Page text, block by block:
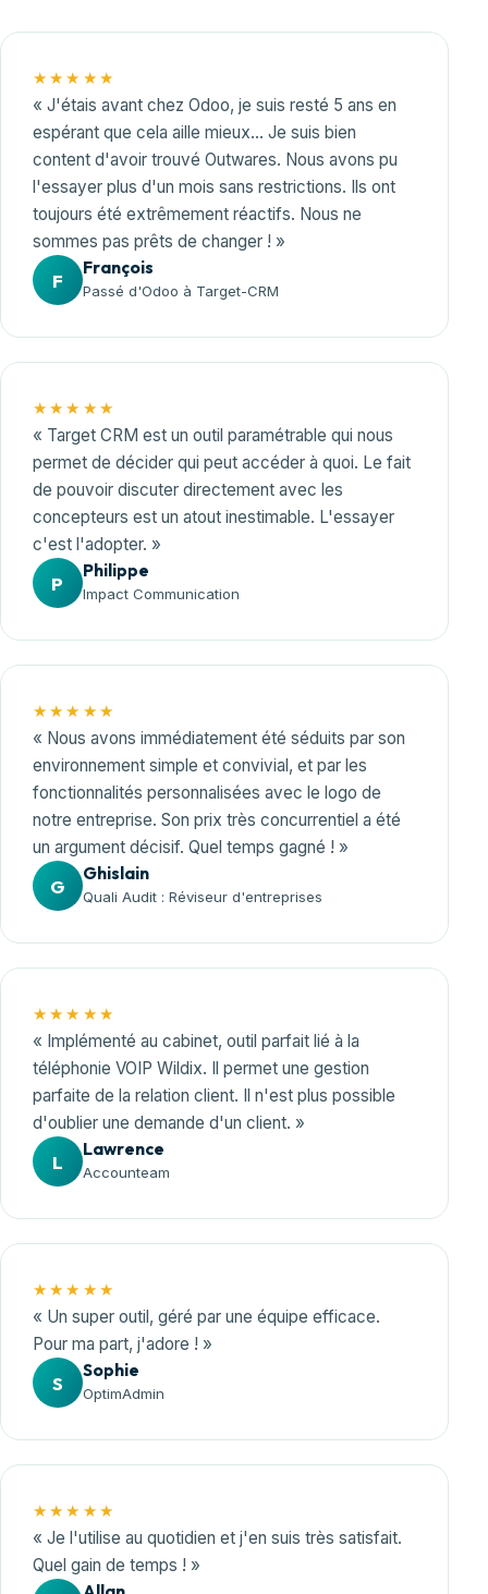
★★★★★
« J'étais avant chez Odoo, je suis resté 5 ans en
espérant que cela aille mieux… Je suis bien
content d'avoir trouvé Outwares. Nous avons pu
l'essayer plus d'un mois sans restrictions. Ils ont
toujours été extrêmement réactifs. Nous ne
sommes pas prêts de changer ! »
F
François
Passé d'Odoo à Target-CRM
★★★★★
« Target CRM est un outil paramétrable qui nous
permet de décider qui peut accéder à quoi. Le fait
de pouvoir discuter directement avec les
concepteurs est un atout inestimable. L'essayer
c'est l'adopter. »
P
Philippe
Impact Communication
★★★★★
« Nous avons immédiatement été séduits par son
environnement simple et convivial, et par les
fonctionnalités personnalisées avec le logo de
notre entreprise. Son prix très concurrentiel a été
un argument décisif. Quel temps gagné ! »
G
Ghislain
Quali Audit : Réviseur d'entreprises
★★★★★
« Implémenté au cabinet, outil parfait lié à la
téléphonie VOIP Wildix. Il permet une gestion
parfaite de la relation client. Il n'est plus possible
d'oublier une demande d'un client. »
L
Lawrence
Accounteam
★★★★★
« Un super outil, géré par une équipe efficace.
Pour ma part, j'adore ! »
S
Sophie
OptimAdmin
★★★★★
« Je l'utilise au quotidien et j'en suis très satisfait.
Quel gain de temps ! »